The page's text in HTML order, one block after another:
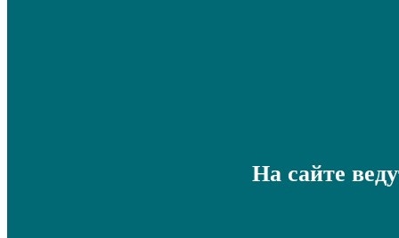
На сайте